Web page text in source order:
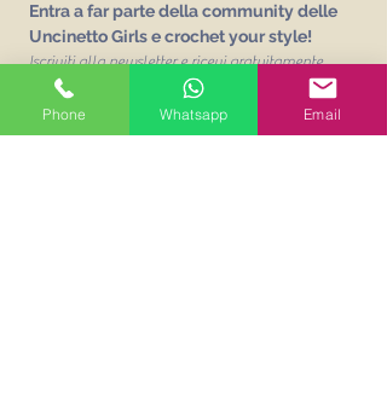
Entra a far parte della community delle
Uncinetto Girls e crochet your style!
Iscriviti alla newsletter e ricevi gratuitamente
L'abc delle Uncinetto Girls
un vocabolario sui
punti base dell'uncinetto!
Phone Whatsapp Email